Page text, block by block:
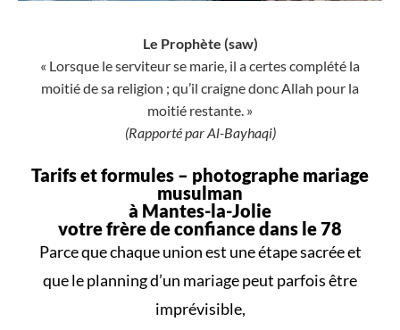
Le Prophète (saw)
« Lorsque le serviteur se marie, il a certes complété la
moitié de sa religion ; qu’il craigne donc Allah pour la
moitié restante. »
(Rapporté par Al-Bayhaqi)
Tarifs et formules – photographe mariage
musulman
à Mantes-la-Jolie
votre frère de confiance dans le 78
Parce quechaque unionest uneétape sacréeet
que leplanning d’un mariagepeut parfois être
imprévisible,